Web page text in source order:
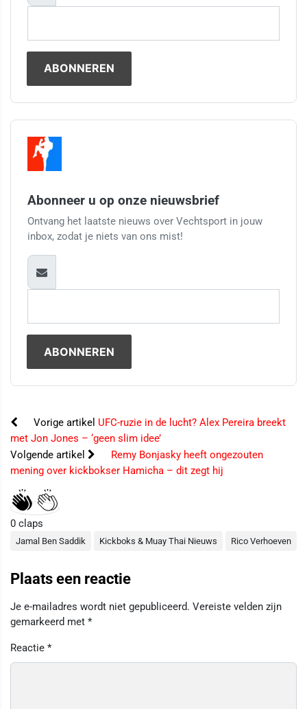
Abonneer u op onze nieuwsbrief
Ontvang het laatste nieuws over Vechtsport in jouw
inbox, zodat je niets van ons mist!
Vorige artikel UFC-ruzie in de lucht? Alex Pereira breekt
met Jon Jones – ‘geen slim idee’
Volgende artikel
Remy Bonjasky heeft ongezouten
mening over kickbokser Hamicha – dit zegt hij
0 claps
Jamal Ben Saddik Kickboks & Muay Thai Nieuws Rico Verhoeven
Plaats een reactie
Je e-mailadres wordt niet gepubliceerd. Vereiste velden zijn
gemarkeerd met *
Reactie *